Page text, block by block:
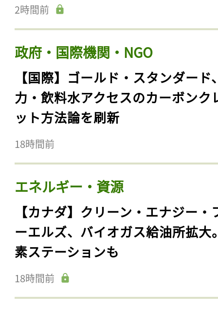
2時間前
政府・国際機関・NGO
【国際】ゴールド・スタンダード
力・飲料水アクセスのカーボンク
ット方法論を刷新
18時間前
エネルギー・資源
【カナダ】クリーン・エナジー・
ーエルズ、バイオガス給油所拡大
素ステーションも
18時間前